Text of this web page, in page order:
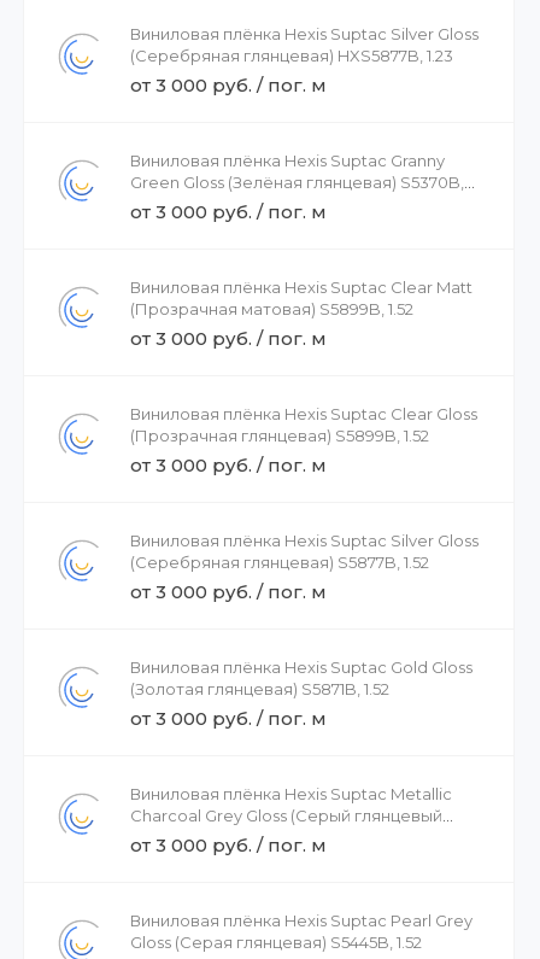
Виниловая плёнка Hexis Suptac Silver Gloss
(Серебряная глянцевая) HXS5877B, 1.23
от 3 000 руб. / пог. м
Виниловая плёнка Hexis Suptac Granny
Green Gloss (Зелёная глянцевая) S5370B,
от 3 000 руб. / пог. м
Виниловая плёнка Hexis Suptac Clear Matt
(Прозрачная матовая) S5899B, 1.52
от 3 000 руб. / пог. м
Виниловая плёнка Hexis Suptac Clear Gloss
(Прозрачная глянцевая) S5899B, 1.52
от 3 000 руб. / пог. м
Виниловая плёнка Hexis Suptac Silver Gloss
(Серебряная глянцевая) S5877B, 1.52
от 3 000 руб. / пог. м
Виниловая плёнка Hexis Suptac Gold Gloss
(Золотая глянцевая) S5871B, 1.52
от 3 000 руб. / пог. м
Виниловая плёнка Hexis Suptac Metallic
Charcoal Grey Gloss (Серый глянцевый
металлик) S5433B, 1.52
от 3 000 руб. / пог. м
Виниловая плёнка Hexis Suptac Pearl Grey
Gloss (Серая глянцевая) S5445B, 1.52